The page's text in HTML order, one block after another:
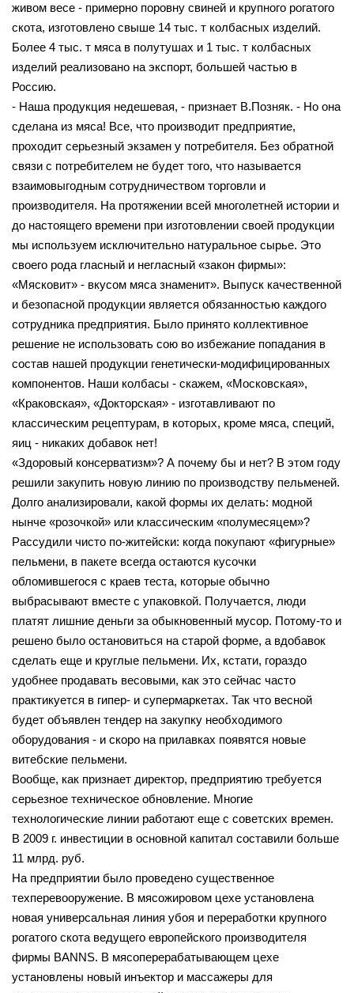
живом весе - примерно поровну свиней и крупного рогатого
скота, изготовлено свыше 14 тыс. т колбасных изделий.
Более 4 тыс. т мяса в полутушах и 1 тыс. т колбасных
изделий реализовано на экспорт, большей частью в
Россию.
- Наша продукция недешевая, - признает В.Позняк. - Но она
сделана из мяса! Все, что производит предприятие,
проходит серьезный экзамен у потребителя. Без обратной
связи с потребителем не будет того, что называется
взаимовыгодным сотрудничеством торговли и
производителя. На протяжении всей многолетней истории и
до настоящего времени при изготовлении своей продукции
мы используем исключительно натуральное сырье. Это
своего рода гласный и негласный «закон фирмы»:
«Мясковит» - вкусом мяса знаменит». Выпуск качественной
и безопасной продукции является обязанностью каждого
сотрудника предприятия. Было принято коллективное
решение не использовать сою во избежание попадания в
состав нашей продукции генетически-модифицированных
компонентов. Наши колбасы - скажем, «Московская»,
«Краковская», «Докторская» - изготавливают по
классическим рецептурам, в которых, кроме мяса, специй,
яиц - никаких добавок нет!
«Здоровый консерватизм»? А почему бы и нет? В этом году
решили закупить новую линию по производству пельменей.
Долго анализировали, какой формы их делать: модной
нынче «розочкой» или классическим «полумесяцем»?
Рассудили чисто по-житейски: когда покупают «фигурные»
пельмени, в пакете всегда остаются кусочки
обломившегося с краев теста, которые обычно
выбрасывают вместе с упаковкой. Получается, люди
платят лишние деньги за обыкновенный мусор. Потому-то и
решено было остановиться на старой форме, а вдобавок
сделать еще и круглые пельмени. Их, кстати, гораздо
удобнее продавать весовыми, как это сейчас часто
практикуется в гипер- и супермаркетах. Так что весной
будет объявлен тендер на закупку необходимого
оборудования - и скоро на прилавках появятся новые
витебские пельмени.
Вообще, как признает директор, предприятию требуется
серьезное техническое обновление. Многие
технологические линии работают еще с советских времен.
В 2009 г. инвестиции в основной капитал составили больше
11 млрд. руб.
На предприятии было проведено существенное
техперевооружение. В мясожировом цехе установлена
новая универсальная линия убоя и переработки крупного
рогатого скота ведущего европейского производителя
фирмы BANNS. В мясоперерабатывающем цехе
установлены новый инъектор и массажеры для